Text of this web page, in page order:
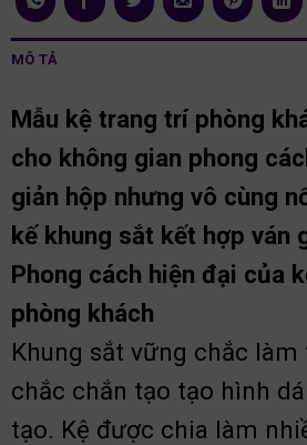
MÔ TẢ
Mẫu kệ trang trí phòng
cho không gian phong
giản hộp nhưng vô cùng
kế khung sắt kết hợp ván
Phong cách hiện đại của
phòng khách
Khung sắt vững chắc
chắc chắn tạo tạo hình
tạo. Kệ được chia làm